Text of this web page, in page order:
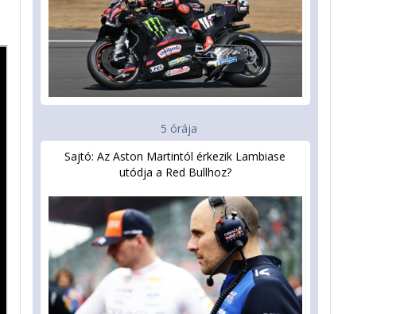
5 órája
Sajtó: Az Aston Martintól érkezik Lambiase
utódja a Red Bullhoz?